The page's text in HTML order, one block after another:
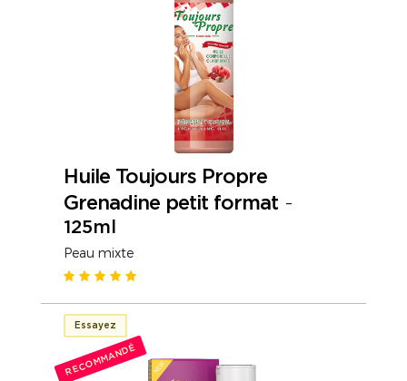
Huile Toujours Propre
Grenadine petit format-
125ml
Peau mixte
Essayez
RECOMMANDÉ